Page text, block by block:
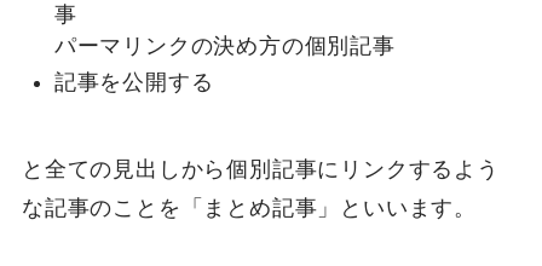
事
パーマリンクの決め方の個別記事
記事を公開する
と全ての見出しから個別記事にリンクするよう
な記事のことを「まとめ記事」といいます。